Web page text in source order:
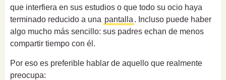
que interfiera en sus estudios o que todo su ocio haya
terminado reducido a una pantalla . Incluso puede haber
algo mucho más sencillo: sus padres echan de menos
compartir tiempo con él.
Por eso es preferible hablar de aquello que realmente
preocupa: